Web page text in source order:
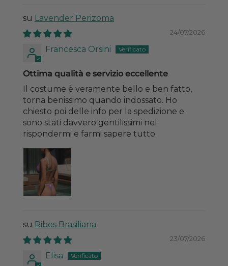
Lavender Perizoma
24/07/2026
Francesca Orsini
Ottima qualità e servizio eccellente
Il costume è veramente bello e ben fatto,
torna benissimo quando indossato. Ho
chiesto poi delle info per la spedizione e
sono stati davvero gentilissimi nel
rispondermi e farmi sapere tutto.
Ribes Brasiliana
23/07/2026
Elisa